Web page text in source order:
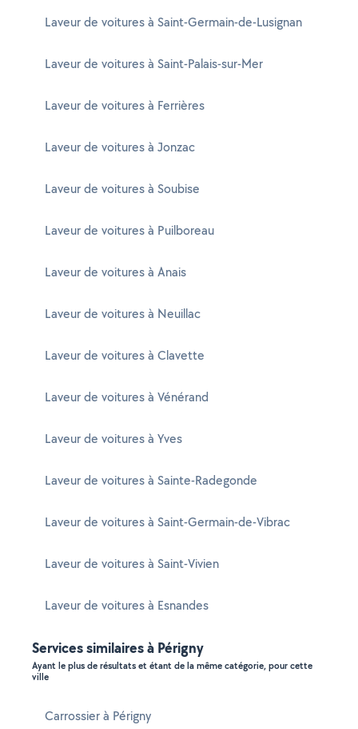
Laveur de voitures à Saint-Germain-de-Lusignan
Laveur de voitures à Saint-Palais-sur-Mer
Laveur de voitures à Ferrières
Laveur de voitures à Jonzac
Laveur de voitures à Soubise
Laveur de voitures à Puilboreau
Laveur de voitures à Anais
Laveur de voitures à Neuillac
Laveur de voitures à Clavette
Laveur de voitures à Vénérand
Laveur de voitures à Yves
Laveur de voitures à Sainte-Radegonde
Laveur de voitures à Saint-Germain-de-Vibrac
Laveur de voitures à Saint-Vivien
Laveur de voitures à Esnandes
Services similaires à Périgny
Ayant le plus de résultats et étant de la même catégorie, pour cette
ville
Carrossier à Périgny